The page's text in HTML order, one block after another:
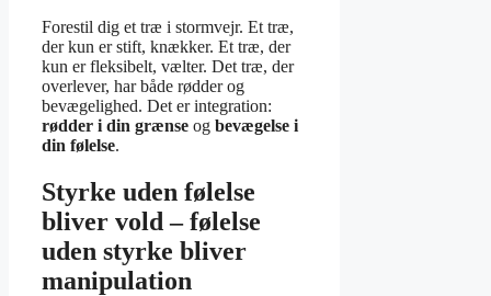
Forestil dig et træ i stormvejr. Et træ,
der kun er stift, knækker. Et træ, der
kun er fleksibelt, vælter. Det træ, der
overlever, har både rødder og
bevægelighed. Det er integration:
rødder i din grænse og bevægelse i
din følelse.
Styrke uden følelse
bliver vold – følelse
uden styrke bliver
manipulation